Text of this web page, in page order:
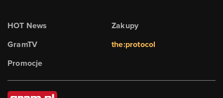
HOT News
GramTV
Promocje
Zakupy
the:protocol